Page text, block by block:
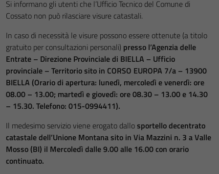
Si informano gli utenti che l’Ufficio Tecnico del Comune di
Cossato non può rilasciare visure catastali.
In caso di necessità le visure possono essere ottenute (a titolo
gratuito per consultazioni personali) presso l’Agenzia delle
Entrate – Direzione Provinciale di BIELLA – Ufficio
provinciale – Territorio sito in CORSO EUROPA 7/a – 13900
BIELLA (Orario di apertura: lunedì, mercoledì e venerdì: ore
08.00 – 13.00; martedì e giovedì: ore 08.30 – 13.00 e 14.30
– 15.30. Telefono: 015-0994411).
Il medesimo servizio viene erogato dallosportello decentrato
catastale dell’Unione Montana sito in Via Mazzini n. 3 a Valle
Mosso (BI) il Mercoledì dalle 9.00 alle 16.00 con orario
continuato.